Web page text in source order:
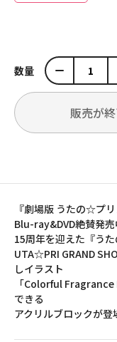
数量
販売が
『劇場版 うたの☆プ
Blu-ray&DVD絶賛発売
15周年を迎えた『う
UTA☆PRI GRAND
しイラスト
「Colorful
できる
アクリルブロックが